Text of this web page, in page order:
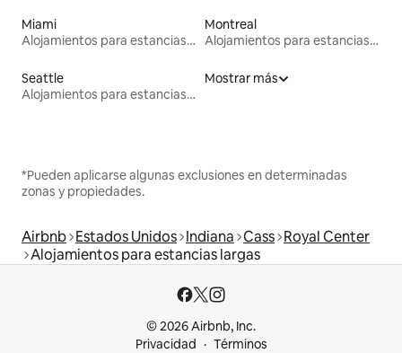
Miami
Alojamientos para estancias largas
Montreal
Alojamientos para estancias largas
Seattle
Alojamientos para estancias largas
Mostrar más
*Pueden aplicarse algunas exclusiones en determinadas
zonas y propiedades.
Airbnb Estados Unidos Indiana Cass Royal Center
Alojamientos para estancias largas
© 2026 Airbnb, Inc.
Privacidad
Términos